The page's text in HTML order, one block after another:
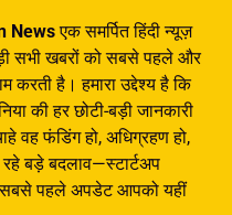
Newsएक समर्पित हिंदी न्यूज़
सभी खबरों को सबसे पहले और
है। हमारा उद्देश्य है कि
की हर छोटी-बड़ी जानकारी
वह फंडिंग हो, अधिग्रहण हो,
रहे बड़े बदलाव—स्टार्टअप
सबसे पहले अपडेट आपको यहीं